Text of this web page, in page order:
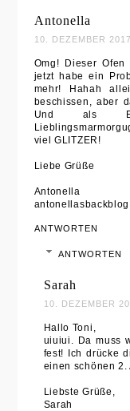
Antonella
10. DEZEMBER
Omg! Dieser
jetzt habe ein
mehr! Hahah
beschissen, aber
Und als
viel GLITZER!
Liebe Grüße
Antonella
ANTWORTEN
ANTWORTEN
Sarah
10. DEZEMBER
Hallo Toni,
uiuiui. Da muss
fest! Ich drücke
einen schönen 2.
Liebste Grüße,
Sarah